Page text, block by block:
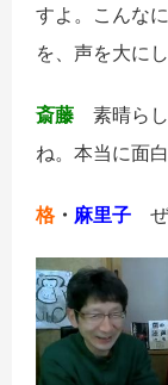
すよ。こんな
を、声を大に
斎藤 素晴ら
ね。本当に面
格・ 麻里子